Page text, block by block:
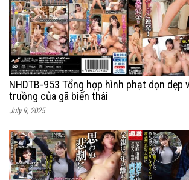
NHDTB-953 Tổng hợp hình phạt dọn dẹp
truồng của gã biến thái
July 9, 2025